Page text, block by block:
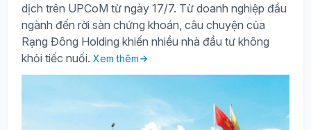
dịch trên UPCoM từ ngày 17/7. Từ doanh nghiệp đầu
ngành đến rời sàn chứng khoán, câu chuyện của
Rạng Đông Holding khiến nhiều nhà đầu tư không
khỏi tiếc nuối. Xem thêm